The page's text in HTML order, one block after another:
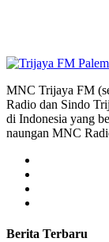
MNC Trijaya FM
Radio dan Sindo
di Indonesia yang
naungan MNC
Berita Terbaru